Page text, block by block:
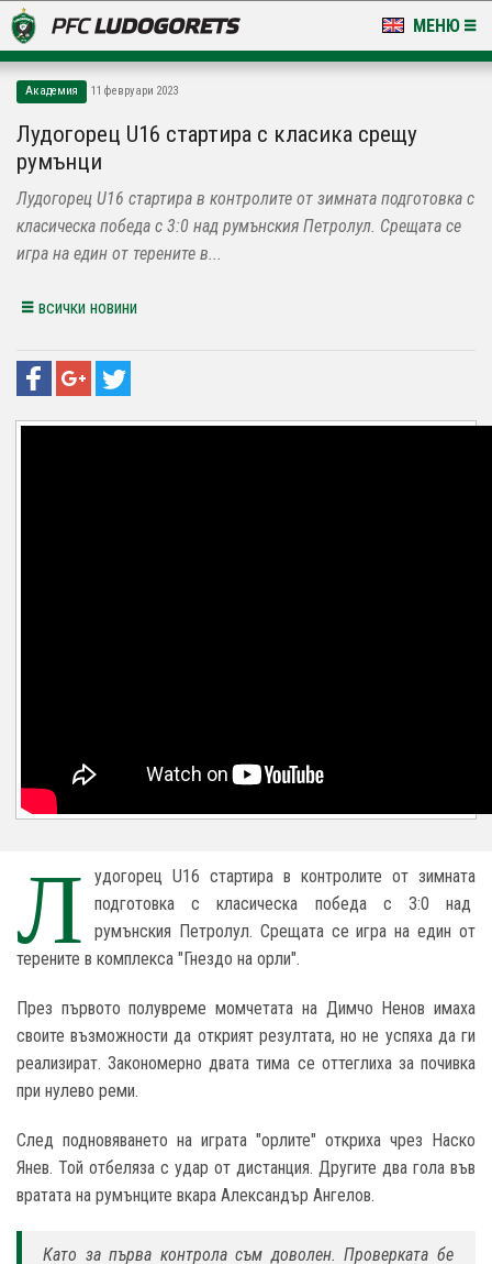
МЕНЮ
LUDOGORETS TV
НА ТЕРЕНА
СТАДИОН & БАЗИ
Академия 11 февруари 2023
Лудогорец U16 стартира с класика срещу
румънци
Лудогорец U16 стартира в контролите от зимната подготовка с
класическа победа с 3:0 над румънския Петролул. Срещата се
игра на един от терените в...
всички новини
Л
удогорец U16 стартира в контролите от зимната
подготовка с класическа победа с 3:0 над
румънския Петролул. Срещата се игра на един от
терените в комплекса "Гнездо на орли".
През първото полувреме момчетата на Димчо Ненов имаха
своите възможности да открият резултата, но не успяха да ги
реализират. Закономерно двата тима се оттеглиха за почивка
при нулево реми.
След подновяването на играта "орлите" откриха чрез Наско
Янев. Той отбеляза с удар от дистанция. Другите два гола във
вратата на румънците вкара Александър Ангелов.
Като за първа контрола съм доволен. Проверката бе